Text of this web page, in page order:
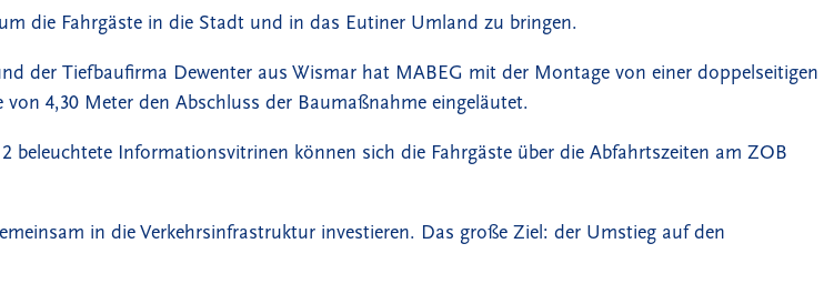
die Fahrgäste in die Stadt und in das Eutiner Umland zu bringen.
der Tiefbaufirma Dewenter aus Wismar hat MABEG mit der Montage von einer doppelseitigen
4,30 Meter den Abschluss der Baumaßnahme eingeläutet.
beleuchtete Informationsvitrinen können sich die Fahrgäste über die Abfahrtszeiten am ZOB
in die Verkehrsinfrastruktur investieren. Das große Ziel: der Umstieg auf den